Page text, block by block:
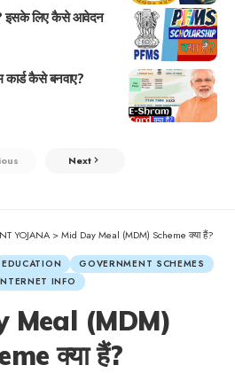
इसके लिए कैसे आवेदन
कैसे बनवाए?
Next
YOJANA>Mid Day Meal (MDM) Scheme क्या हैं?
EDUCATION
GOVERNMENT SCHEMES
INFO
Meal (MDM)
क्या हैं?